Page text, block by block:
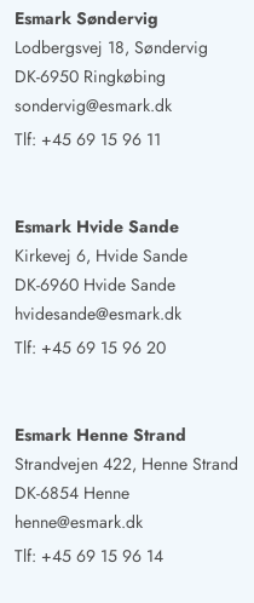
Esmark Søndervig
Lodbergsvej 18, Søndervig
DK-6950 Ringkøbing
sondervig@esmark.dk
Tlf: +45 69 15 96 11
Esmark Hvide Sande
Kirkevej 6, Hvide Sande
DK-6960 Hvide Sande
hvidesande@esmark.dk
Tlf: +45 69 15 96 20
Esmark Henne Strand
Strandvejen 422, Henne Strand
DK-6854 Henne
henne@esmark.dk
Tlf: +45 69 15 96 14